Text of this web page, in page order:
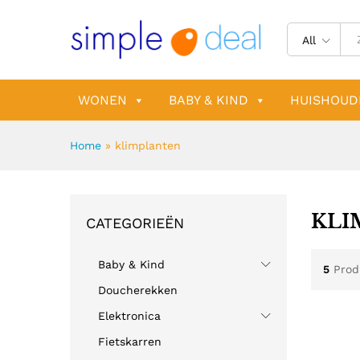
All
WONEN BABY & KIND
Home » klimplanten
5
CATEGORIEËN
Baby & Kind
Doucherekken
Elektronica
Fietskarren